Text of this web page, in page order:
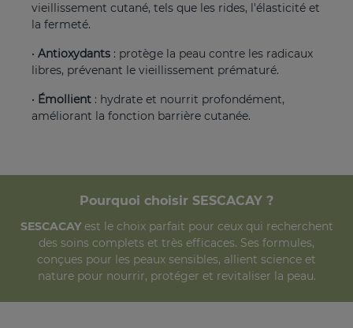
vieillissement cutané, tels que les rides, l'élasticité et
la fermeté.
• Antioxydants : protège la peau contre les radicaux
libres, prévenant le vieillissement prématuré.
• Émollient : hydrate et nourrit profondément,
améliorant la fonction barrière cutanée.
Pourquoi choisir SESCACAY ?
SESCACAYest le choix parfait pour ceux qui recherchent
des soins complets et très efficaces. Ses formules,
conçues pour les peaux sensibles, allient science et
nature pour nourrir, protéger et revitaliser la peau.